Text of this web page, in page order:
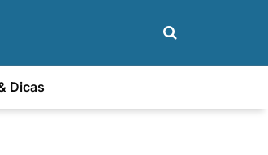
Dicas